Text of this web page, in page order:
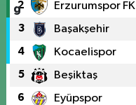
2 Erzurumspor FK
3 Başakşehir
4 Kocaelispor
5 Beşiktaş
6 Eyüpspor